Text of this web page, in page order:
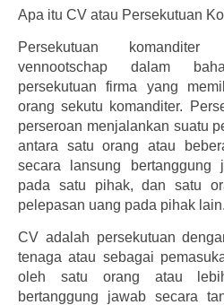
Apa itu CV atau Persekutuan
Persekutuan
vennootschap dalam
persekutuan firma yang
orang sekutu komanditer.
perseroan menjalankan suatu
antara satu orang atau
secara lansung bertanggung
pada satu pihak, dan satu
pelepasan uang pada pihak lain.
CV adalah persekutuan
tenaga atau sebagai
oleh satu orang atau
bertanggung jawab secara